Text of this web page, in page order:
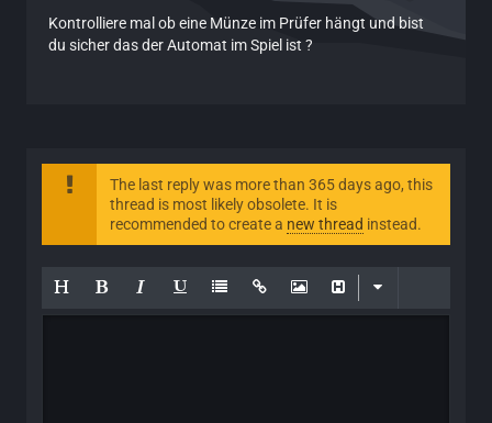
Kontrolliere mal ob eine Münze im Prüfer hängt und bist
du sicher das der Automat im Spiel ist ?
The last reply was more than 365 days ago, this
thread is most likely obsolete. It is
recommended to create a new thread instead.